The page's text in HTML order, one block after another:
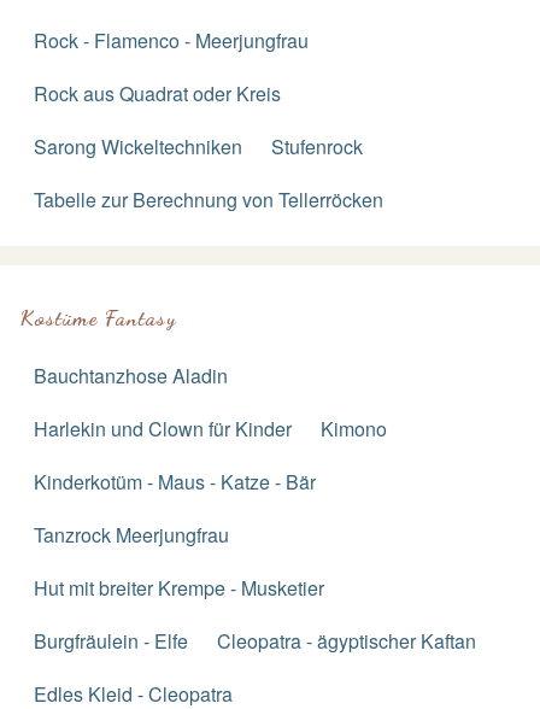
Rock - Flamenco - Meerjungfrau
Rock aus Quadrat oder Kreis
Sarong Wickeltechniken
Stufenrock
Tabelle zur Berechnung von Tellerröcken
Kostüme Fantasy
Bauchtanzhose Aladin
Harlekin und Clown für Kinder
Kimono
Kinderkotüm - Maus - Katze - Bär
Tanzrock Meerjungfrau
Hut mit breiter Krempe - Musketier
Burgfräulein - Elfe
Cleopatra - ägyptischer Kaftan
Edles Kleid - Cleopatra